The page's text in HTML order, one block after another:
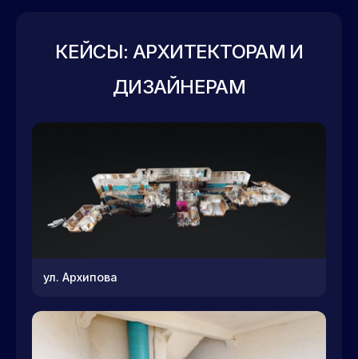
КЕЙСЫ: АРХИТЕКТОРАМ И
ДИЗАЙНЕРАМ
ул. Архипова